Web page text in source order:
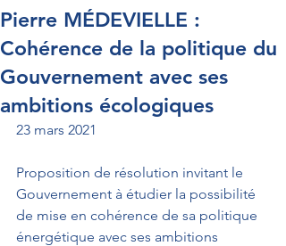
Pierre MÉDEVIELLE :
Cohérence de la politique du
Gouvernement avec ses
ambitions écologiques
23 mars 2021
Proposition de résolution invitant le
Gouvernement à étudier la possibilité
de mise en cohérence de sa politique
énergétique avec ses ambitions